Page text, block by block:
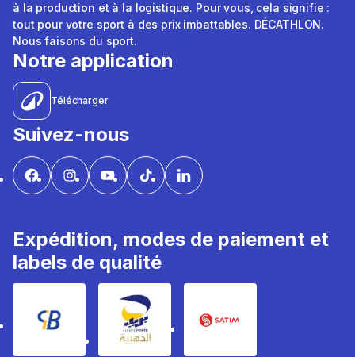
à la production et à la logistique. Pour vous, cela signifie :
tout pour votre sport à des prix imbattables. DÉCATHLON.
Nous faisons du sport.
Notre application
Télécharger
Suivez-nous
Expédition, modes de paiement et
labels de qualité